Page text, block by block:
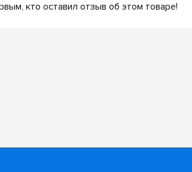
кто оставил отзыв об этом товаре!